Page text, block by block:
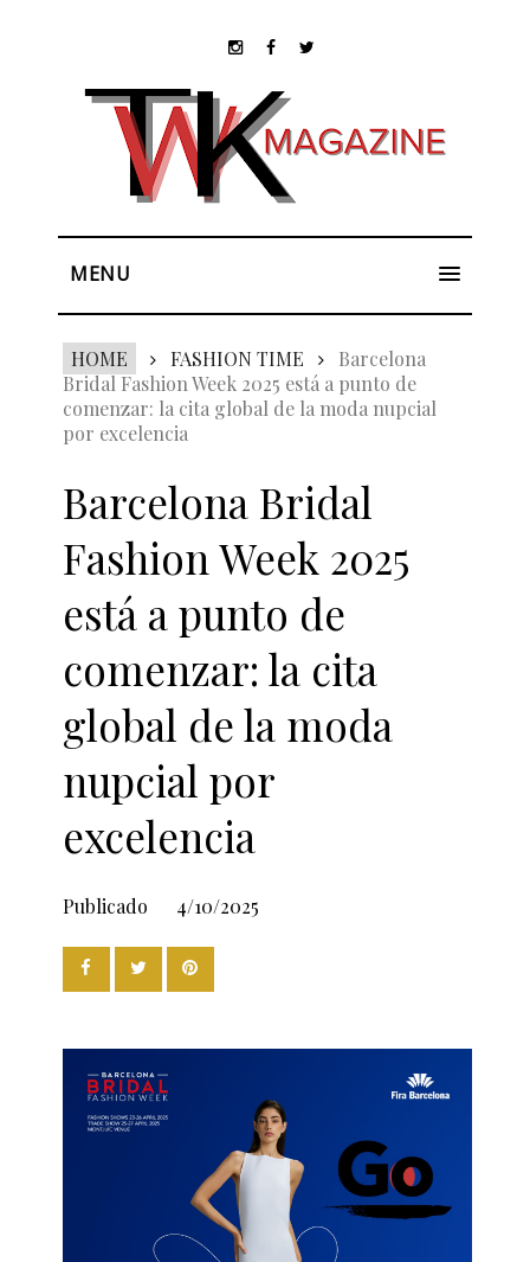
MENU
HOME FASHION TIME
Barcelona
Bridal Fashion Week 2025 está a punto de
comenzar: la cita global de la moda nupcial
por excelencia
Barcelona Bridal
Fashion Week 2025
está a punto de
comenzar: la cita
global de la moda
nupcial por
excelencia
Publicado 4/10/2025